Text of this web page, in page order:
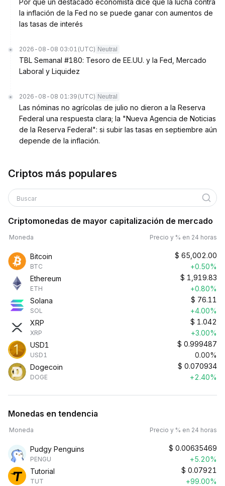
Por qué un destacado economista dice que la lucha contra
la inflación de la Fed no se puede ganar con aumentos de
las tasas de interés
2026-08-08 03:01 (UTC) Neutral
TBL Semanal #180: Tesoro de EE.UU. y la Fed, Mercado
Laboral y Liquidez
2026-08-08 01:39 (UTC) Neutral
Las nóminas no agrícolas de julio no dieron a la Reserva
Federal una respuesta clara; la "Nueva Agencia de Noticias
de la Reserva Federal": si subir las tasas en septiembre aún
depende de la inflación.
Criptos más populares
Buscar
Criptomonedas de mayor capitalización de mercado
Moneda Precio y % en 24 horas
Bitcoin
BTC
$ 65,002.00
+0.50%
Ethereum
ETH
$ 1,919.83
+0.80%
Solana
SOL
$ 76.11
+4.00%
XRP
XRP
$ 1.042
+3.00%
USD1
USD1
$ 0.999487
0.00%
Dogecoin
DOGE
$ 0.070934
+2.40%
Monedas en tendencia
Moneda Precio y % en 24 horas
Pudgy Penguins
PENGU
$ 0.00635469
+5.20%
Tutorial
TUT
$ 0.07921
+99.00%